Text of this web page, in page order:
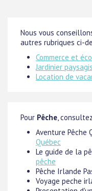
Nous vous
autres rubriques ci-
Commerce et
Jardinier
Location de
Pour Pêche,
Aventure Pêche
Québec
Le guide de la
pêche
Pêche Irlande
Voyage peche